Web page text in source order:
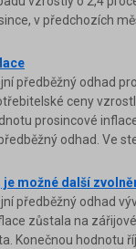
v předchozích
předběžný odhad
ceny
prosincové
odhad. Ve
možné další
předběžný odhad
zůstala na
Konečnou hodnotu